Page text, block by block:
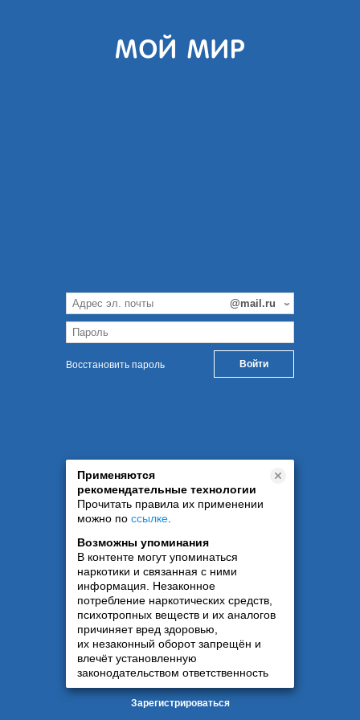
Восстановить пароль
Применяются
рекомендательные технологии
Прочитать правила их применении
можно по ссылке
Возможны упоминания
В контенте могут упоминаться
наркотики и связанная с ними
информация. Незаконное
потребление наркотических средств,
психотропных веществ и их аналогов
причиняет вред здоровью,
их незаконный оборот запрещён и
влечёт установленную
законодательством ответственность
Зарегистрироваться